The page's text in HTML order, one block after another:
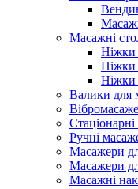
Масажні
Ніжки
Ніжки
Ніжки
Валики для
Ручні
Масажери
Масажери
Масажні